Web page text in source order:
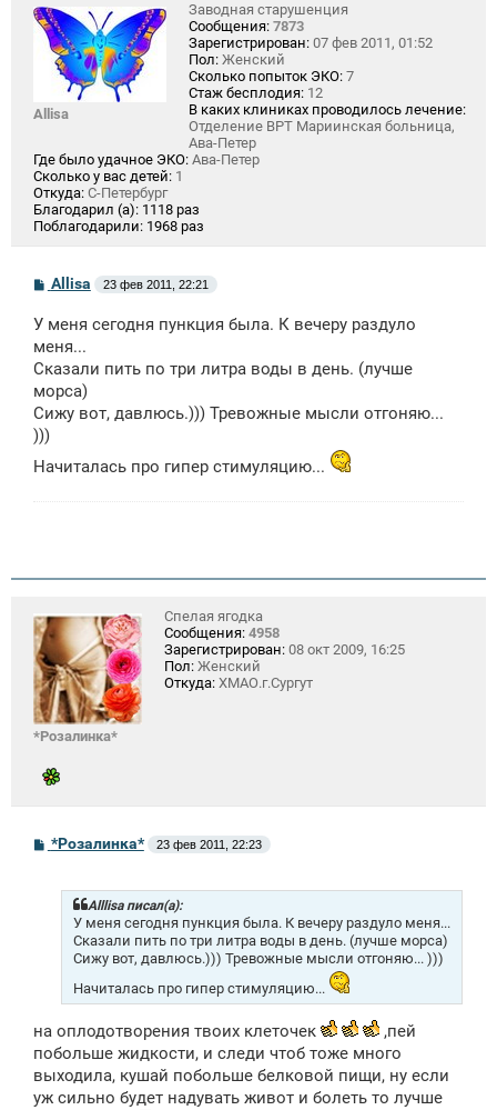
Allisa
Заводная старушенция
Сообщения: 7873
Зарегистрирован: 07 фев 2011, 01:52
Пол: Женский
Сколько попыток ЭКО: 7
Стаж бесплодия: 12
В каких клиниках проводилось лечение:
Отделение ВРТ Мариинская больница,
Ава-Петер
Где было удачное ЭКО: Ава-Петер
Сколько у вас детей: 1
Откуда: С-Петербург
Благодарил (а): 1118 раз
Поблагодарили: 1968 раз
С
б
щ
н
и
Allisa 23 фев 2011, 22:21
У меня сегодня пункция была. К вечеру раздуло
меня...
Сказали пить по три литра воды в день. (лучше
морса)
Сижу вот, давлюсь.))) Тревожные мысли отгоняю...
)))
Начиталась про гипер стимуляцию...
*Розалинка*
Спелая ягодка
Сообщения: 4958
Зарегистрирован: 08 окт 2009, 16:25
Пол: Женский
Откуда: ХМАО.г.Сургут
С*Розалинка* 23 фев 2011, 22:23
Alllisa писал(а):
У меня сегодня пункция была. К вечеру раздуло меня...
Сказали пить по три литра воды в день. (лучше морса)
Сижу вот, давлюсь.))) Тревожные мысли отгоняю... )))
Начиталась про гипер стимуляцию...
на оплодотворения твоих клеточек
,пей
побольше жидкости, и следи чтоб тоже много
выходила, кушай побольше белковой пищи, ну если
уж сильно будет надувать живот и болеть то лучше